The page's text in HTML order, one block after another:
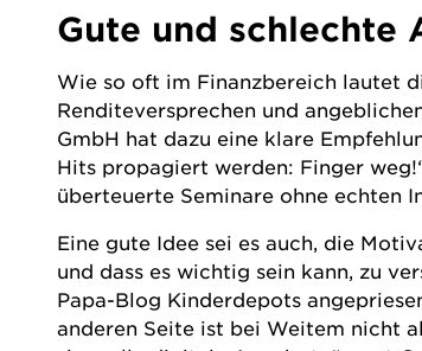
Gute und schlechte
Wie so oft im Finanzbereich lautet
Renditeversprechen und
GmbH hat dazu eine klare
Hits propagiert werden: Finger
überteuerte Seminare ohne echten
Eine gute Idee sei es auch, die
und dass es wichtig sein kann, zu
Papa-Blog Kinderdepots
anderen Seite ist bei Weitem nicht